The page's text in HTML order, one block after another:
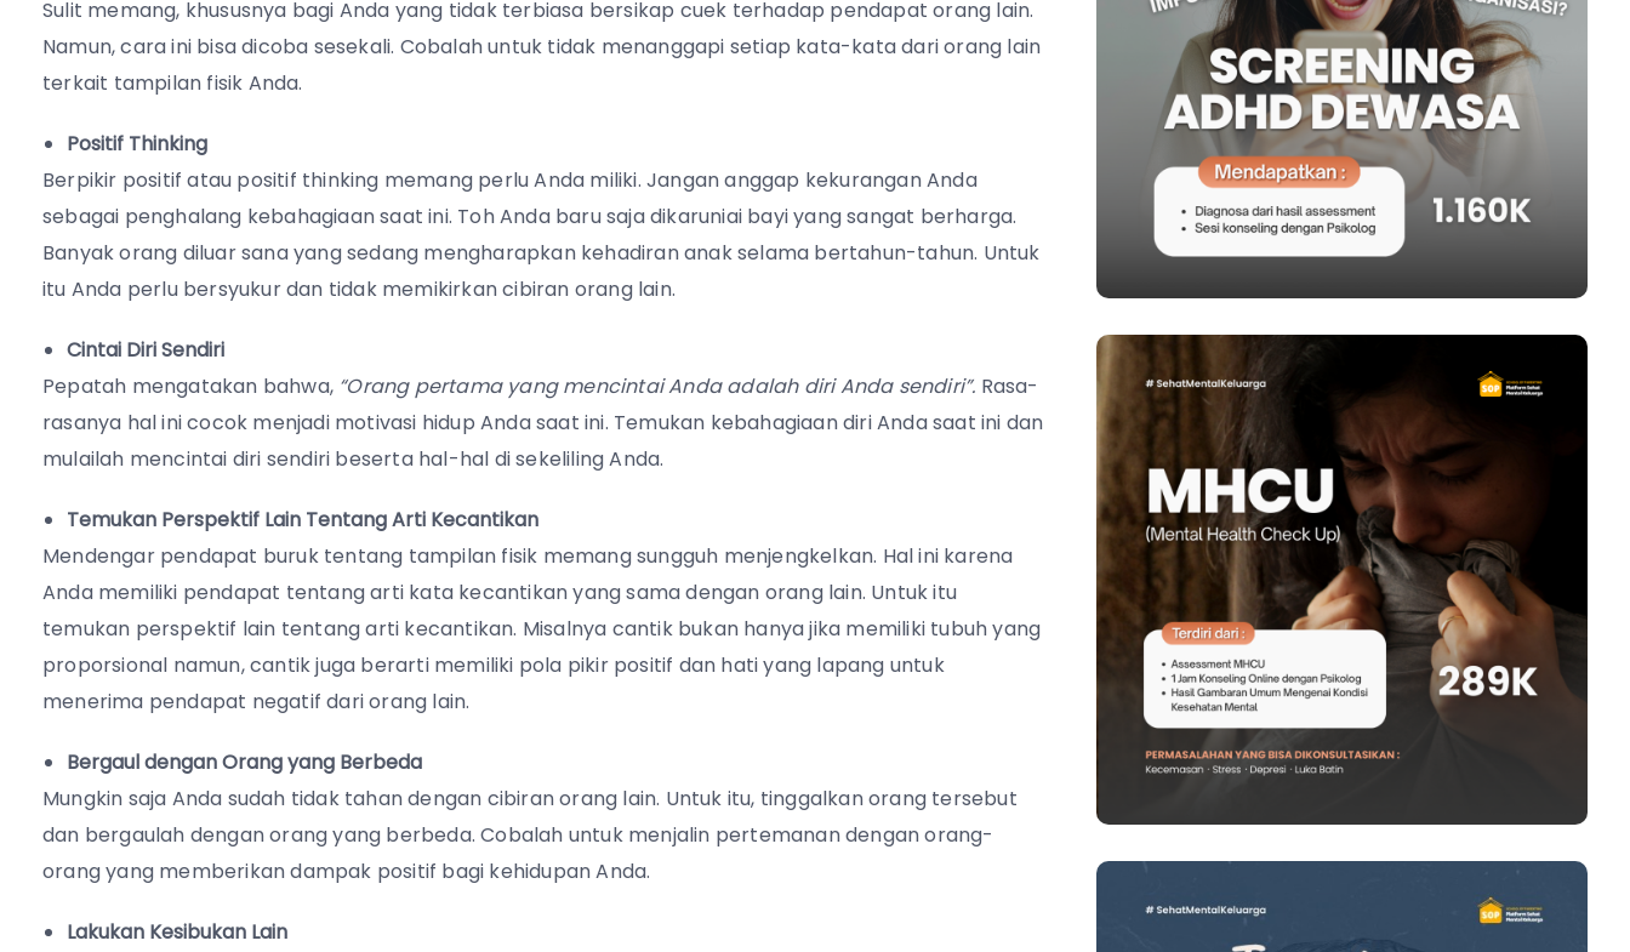
Sulit memang, khususnya bagi Anda yang tidak terbiasa bersikap cuek terhadap pendapat orang lain.
Namun, cara ini bisa dicoba sesekali. Cobalah untuk tidak menanggapi setiap kata-kata dari orang lain
terkait tampilan fisik Anda.
Positif Thinking
Berpikir positif atau positif thinking memang perlu Anda miliki. Jangan anggap kekurangan Anda
sebagai penghalang kebahagiaan saat ini. Toh Anda baru saja dikaruniai bayi yang sangat berharga.
Banyak orang diluar sana yang sedang mengharapkan kehadiran anak selama bertahun-tahun. Untuk
itu Anda perlu bersyukur dan tidak memikirkan cibiran orang lain.
Cintai Diri Sendiri
Pepatah mengatakan bahwa, “Orang pertama yang mencintai Anda adalah diri Anda sendiri”. Rasa-
rasanya hal ini cocok menjadi motivasi hidup Anda saat ini. Temukan kebahagiaan diri Anda saat ini dan
mulailah mencintai diri sendiri beserta hal-hal di sekeliling Anda.
Temukan Perspektif Lain Tentang Arti Kecantikan
Mendengar pendapat buruk tentang tampilan fisik memang sungguh menjengkelkan. Hal ini karena
Anda memiliki pendapat tentang arti kata kecantikan yang sama dengan orang lain. Untuk itu
temukan perspektif lain tentang arti kecantikan. Misalnya cantik bukan hanya jika memiliki tubuh yang
proporsional namun, cantik juga berarti memiliki pola pikir positif dan hati yang lapang untuk
menerima pendapat negatif dari orang lain.
Bergaul dengan Orang yang Berbeda
Mungkin saja Anda sudah tidak tahan dengan cibiran orang lain. Untuk itu, tinggalkan orang tersebut
dan bergaulah dengan orang yang berbeda. Cobalah untuk menjalin pertemanan dengan orang-
orang yang memberikan dampak positif bagi kehidupan Anda.
Lakukan Kesibukan Lain